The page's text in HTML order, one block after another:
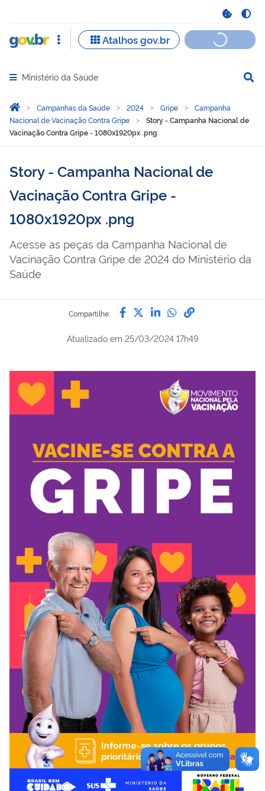
Abrir menu principal de navegação
Ministério da Saúde
Você está aqui:
Página Inicial
Campanhas da Saúde 2024 Gripe
Campanha
Nacional de Vacinação Contra Gripe
Story - Campanha Nacional de
Vacinação Contra Gripe - 1080x1920px .png
Story - Campanha Nacional de
Vacinação Contra Gripe -
1080x1920px .png
Acesse as peças da Campanha Nacional de
Vacinação Contra Gripe de 2024 do Ministério da
Saúde
Compartilhe: Compartilhe por Facebook
Compartilhe por Twitter
Compartilhe por
Compartilhe
link para
Atualizado em 25/03/2024 17h49